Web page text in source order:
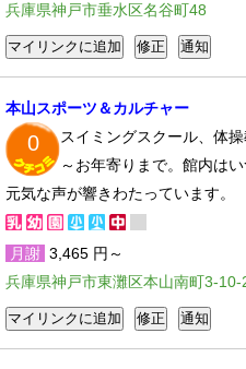
兵庫県神戸市垂水区名谷町48
本山スポーツ＆カルチャー
0
スイミングスクール、体
～お年寄りまで。館内は
元気な声が響きわたっています。
月謝 3,465 円～
兵庫県神戸市東灘区本山南町3-10-